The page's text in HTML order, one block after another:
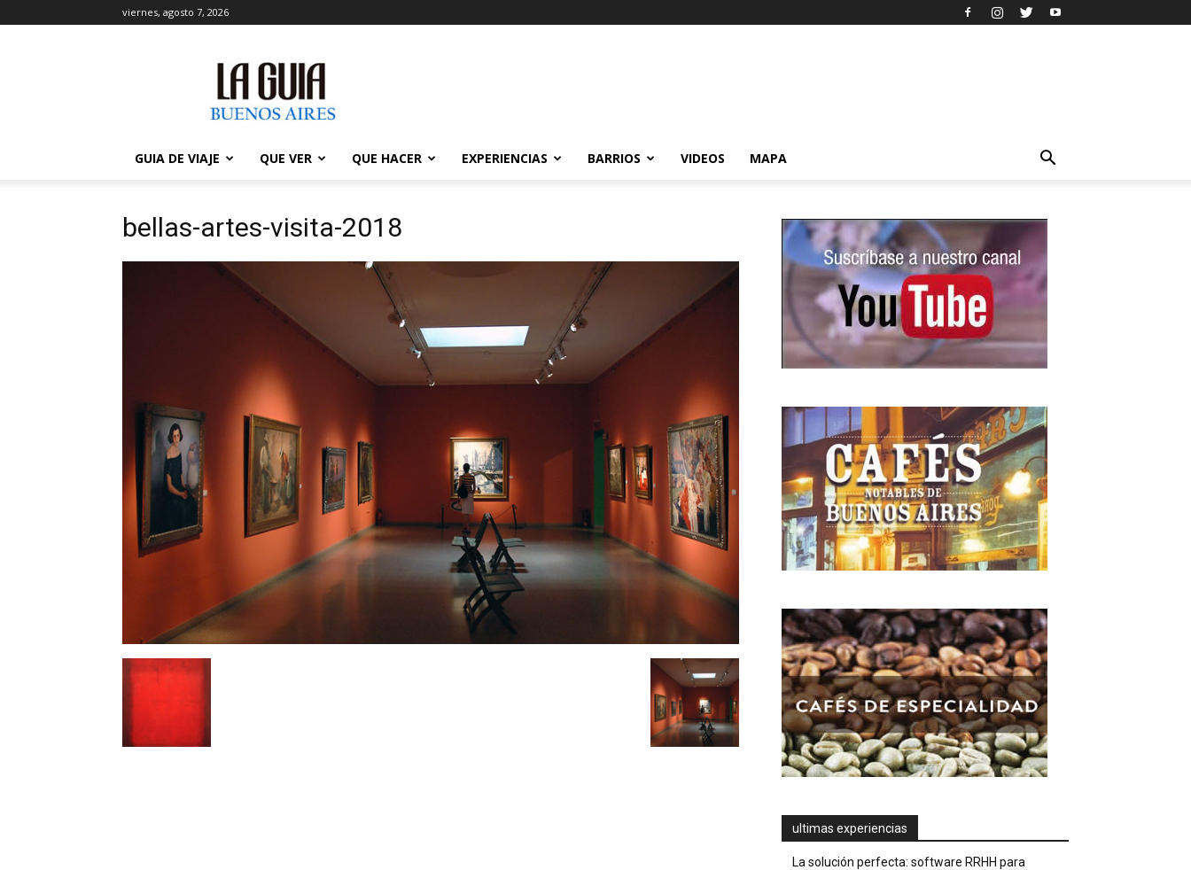
viernes, agosto 7, 2026
Guía
de
Buenos
GUIA DE VIAJE
QUE VER QUE HACER EXPERIENCIAS BARRIOS VIDEOS MAPA
bellas-artes-visita-2018
ultimas experiencias
La solución perfecta: software RRHH para